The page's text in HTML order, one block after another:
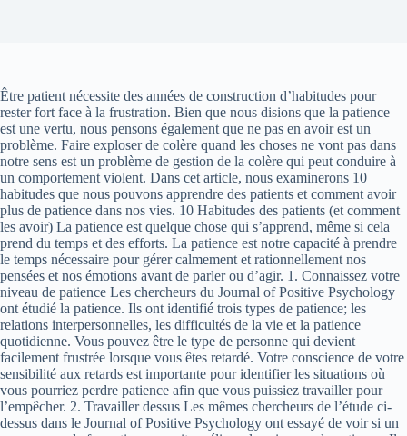
Être patient nécessite des années de construction d’habitudes pour
rester fort face à la frustration. Bien que nous disions que la patience
est une vertu, nous pensons également que ne pas en avoir est un
problème. Faire exploser de colère quand les choses ne vont pas dans
notre sens est un problème de gestion de la colère qui peut conduire à
un comportement violent. Dans cet article, nous examinerons 10
habitudes que nous pouvons apprendre des patients et comment avoir
plus de patience dans nos vies. 10 Habitudes des patients (et comment
les avoir) La patience est quelque chose qui s’apprend, même si cela
prend du temps et des efforts. La patience est notre capacité à prendre
le temps nécessaire pour gérer calmement et rationnellement nos
pensées et nos émotions avant de parler ou d’agir. 1. Connaissez votre
niveau de patience Les chercheurs du Journal of Positive Psychology
ont étudié la patience. Ils ont identifié trois types de patience; les
relations interpersonnelles, les difficultés de la vie et la patience
quotidienne. Vous pouvez être le type de personne qui devient
facilement frustrée lorsque vous êtes retardé. Votre conscience de votre
sensibilité aux retards est importante pour identifier les situations où
vous pourriez perdre patience afin que vous puissiez travailler pour
l’empêcher. 2. Travailler dessus Les mêmes chercheurs de l’étude ci-
dessus dans le Journal of Positive Psychology ont essayé de voir si un